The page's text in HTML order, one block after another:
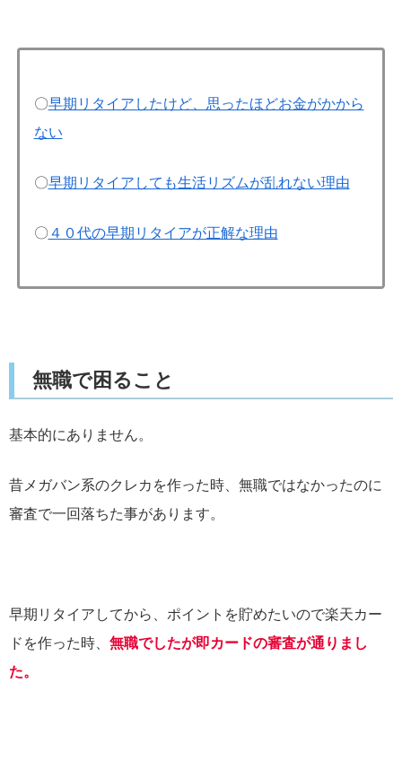
〇早期リタイアしたけど、思ったほどお金がかから
ない
〇早期リタイアしても生活リズムが乱れない理由
〇 ４０代の早期リタイアが正解な理由
無職で困ること
基本的にありません。
昔メガバン系のクレカを作った時、無職ではなかったのに
審査で一回落ちた事があります。
早期リタイアしてから、ポイントを貯めたいので楽天カー
ドを作った時、 無職でしたが即カードの審査が通りまし
た。